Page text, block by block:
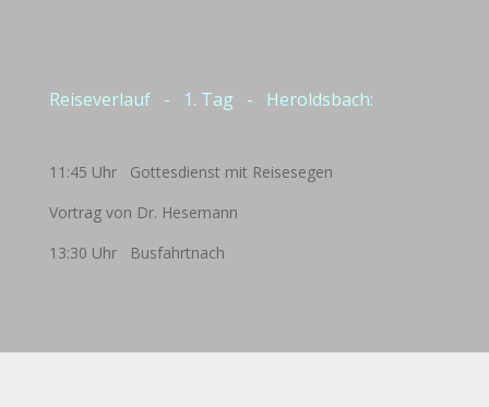
Reiseverlauf - 1. Tag - Heroldsbach:
11:45 Uhr Gottesdienst mit Reisesegen
Vortrag von Dr. Hesemann
13:30 Uhr Busfahrtnach